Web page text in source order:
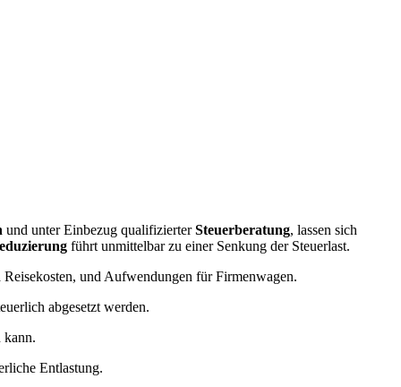
und unter Einbezug qualifizierterSteuerberatung, lassen sich
führt unmittelbar zu einer Senkung der Steuerlast.
und Aufwendungen für Firmenwagen.
abgesetzt werden.
kann.
Entlastung.